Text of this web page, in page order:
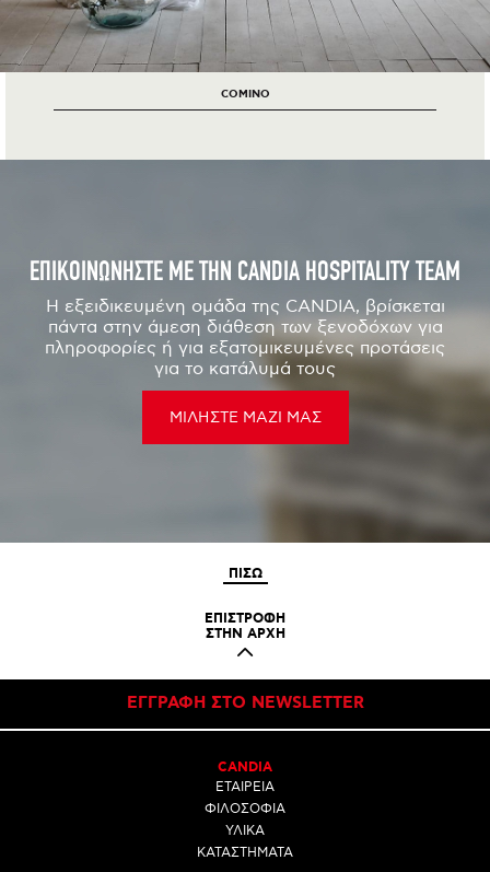
COMINO
ΕΠΙΚΟΙΝΩΝΗΣΤΕ ΜΕ ΤΗΝ CANDIA HOSPITALITY TEAM
Η εξειδικευμένη ομάδα της CANDIA, βρίσκεται
πάντα στην άμεση διάθεση των ξενοδόχων για
πληροφορίες ή για εξατομικευμένες προτάσεις
για το κατάλυμά τους
ΜΙΛΗΣΤΕ ΜΑΖΙ ΜΑΣ
ΠΙΣΩ
ΕΠΙΣΤΡΟΦΗ
ΣΤΗΝ ΑΡΧΗ
ΕΓΓΡΑΦΗ ΣΤΟ NEWSLETTER
CANDIA
ΕΤΑΙΡΕΙΑ
ΦΙΛΟΣΟΦΙΑ
ΥΛΙΚΑ
ΚΑΤΑΣΤΗΜΑΤΑ